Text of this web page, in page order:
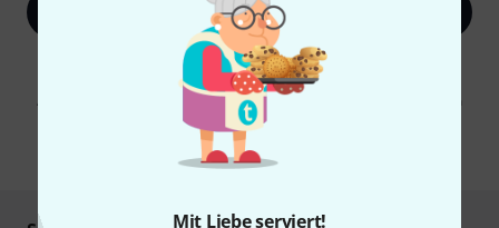
Mit Liebe serviert!
Jetzt anmelden
Mit Klick auf „Jetzt anmelden“ stimmen Sie dem Erhalt von E-Mail-
Werbung und einer Messung des E-Mail-Nutzungsverhaltens zu. Die
Abmeldung ist jederzeit möglich. Weitere Informationen finden Sie in
unseren
Datenschutzhinweisen
* Pflichtfeld